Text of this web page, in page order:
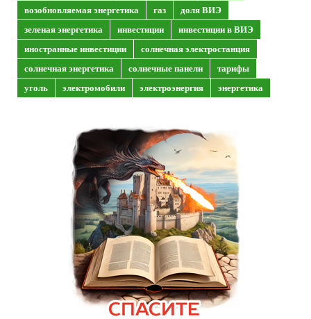
возобновляемая энергетика
газ
доля ВИЭ
зеленая энергетика
инвестиции
инвестиции в ВИЭ
иностранные инвестиции
солнечная электростанция
солнечная энергетика
солнечные панели
тарифы
уголь
электромобили электроэнергия энергетика